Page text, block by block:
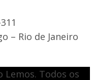
– Rio de Janeiro
Lemos. Todos os